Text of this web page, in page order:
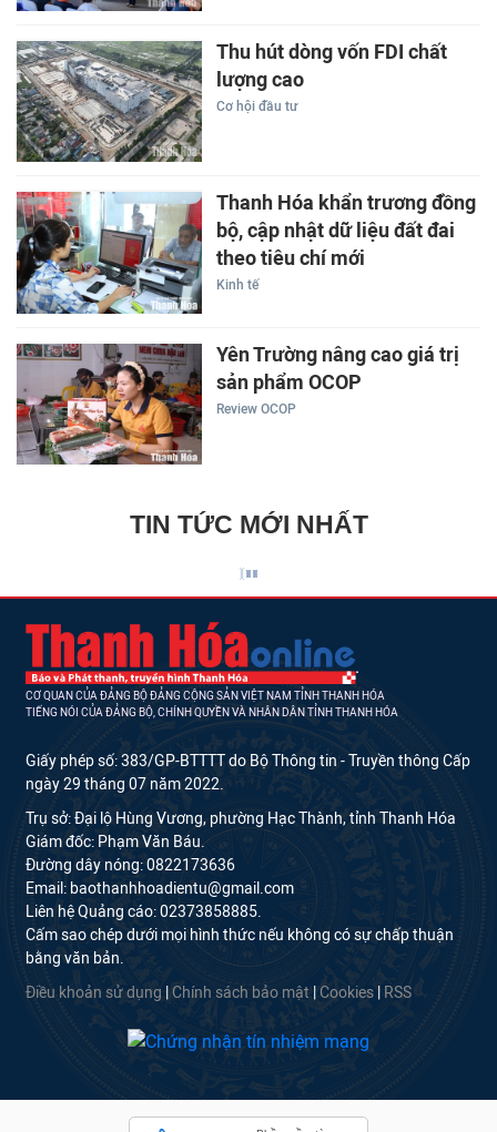
Thu hút dòng vốn FDI chất
lượng cao
Cơ hội đầu tư
Thanh Hóa khẩn trương đồng
bộ, cập nhật dữ liệu đất đai
theo tiêu chí mới
Kinh tế
Yên Trường nâng cao giá trị
sản phẩm OCOP
Review OCOP
TIN TỨC MỚI NHẤT
CƠ QUAN CỦA ĐẢNG BỘ ĐẢNG CỘNG SẢN VIỆT NAM TỈNH THANH HÓA
TIẾNG NÓI CỦA ĐẢNG BỘ, CHÍNH QUYỀN VÀ NHÂN DÂN TỈNH THANH HÓA
Giấy phép số: 383/GP-BTTTT do Bộ Thông tin - Truyền thông Cấp
ngày 29 tháng 07 năm 2022.
Trụ sở: Đại lộ Hùng Vương, phường Hạc Thành, tỉnh Thanh Hóa
Giám đốc: Phạm Văn Báu.
Đường dây nóng: 0822173636
Email: baothanhhoadientu@gmail.com
Liên hệ Quảng cáo: 02373858885.
Cấm sao chép dưới mọi hình thức nếu không có sự chấp thuận
bằng văn bản.
Điều khoản sử dụng Chính sách bảo mật Cookies RSS